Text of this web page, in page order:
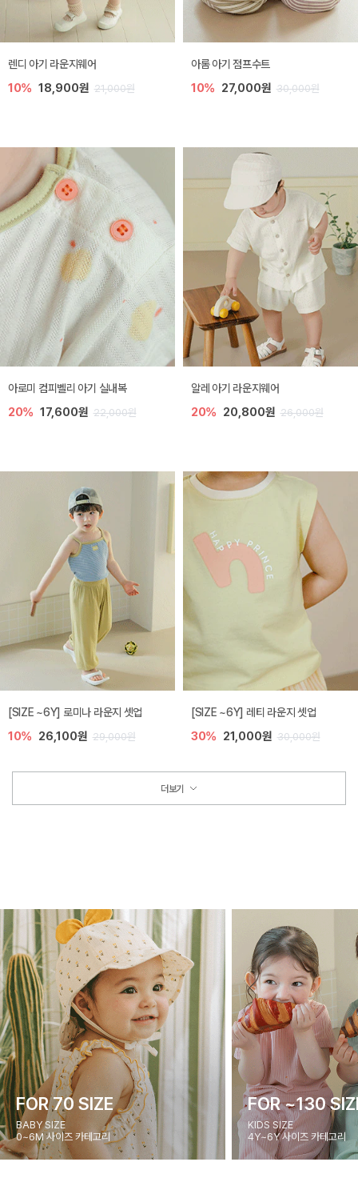
렌디 아기 라운지웨어
10% 18,900원 21,000원
아롬 아기 점프수트
10% 27,000원 30,000원
아로미 컴피벨리 아기 실내복
20% 17,600원 22,000원
알레 아기 라운지웨어
20% 20,800원 26,000원
[SIZE ~6Y] 로미나 라운지 셋업
10% 26,100원 29,000원
[SIZE ~6Y] 레티 라운지 셋업
30% 21,000원 30,000원
더보기
FOR 70 SIZE
BABY SIZE
0~6M 사이즈 카테고리
FOR ~130
KIDS SIZE
4Y~6Y 사이즈 카테고리